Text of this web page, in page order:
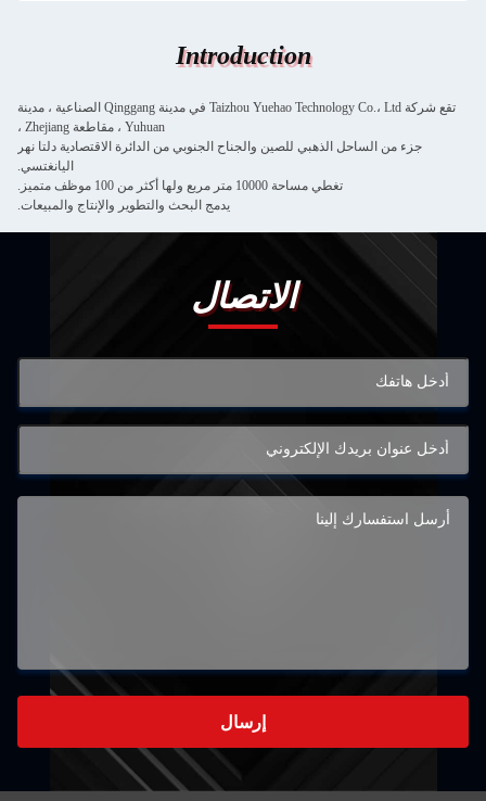
Introduction
تقع شركة Taizhou Yuehao Technology Co.، Ltd في مدينة Qinggang الصناعية ، مدينة
Yuhuan ، مقاطعة Zhejiang ،
جزء من الساحل الذهبي للصين والجناح الجنوبي من الدائرة الاقتصادية دلتا نهر
اليانغتسي.
تغطي مساحة 10000 متر مربع ولها أكثر من 100 موظف متميز.
يدمج البحث والتطوير والإنتاج والمبيعات.
الاتصال
إرسال